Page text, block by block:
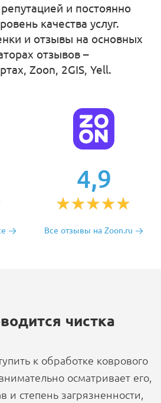
и постоянно
качества услуг.
и отзывы на основных
отзывов –
Zoon, 2GIS, Yell.
4,9
Все отзывы на Zoon.ru
чистка
к обработке коврового
осматривает его,
и степень загрязненности,